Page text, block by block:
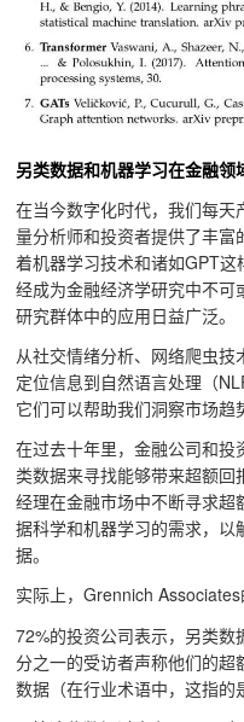
另类数据和机器学习在金融领
在当今数字化时代，我们每
量分析师和投资者提供了丰
着机器学习技术和诸如GPT
经成为金融经济学研究中不
研究群体中的应用日益广泛。
从社交情绪分析、网络爬虫
定位信息到自然语言处理（
它们可以帮助我们洞察市场趋
在过去十年里，金融公司和
类数据来寻找能够带来超额
经理在金融市场中不断寻求
据科学和机器学习的需求，
据。
实际上，Grennich Associates
72%的投资公司表示，另类
分之一的受访者声称他们的
数据（在行业术语中，这指的